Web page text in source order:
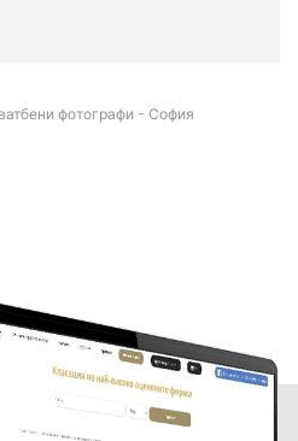
фотографи - София